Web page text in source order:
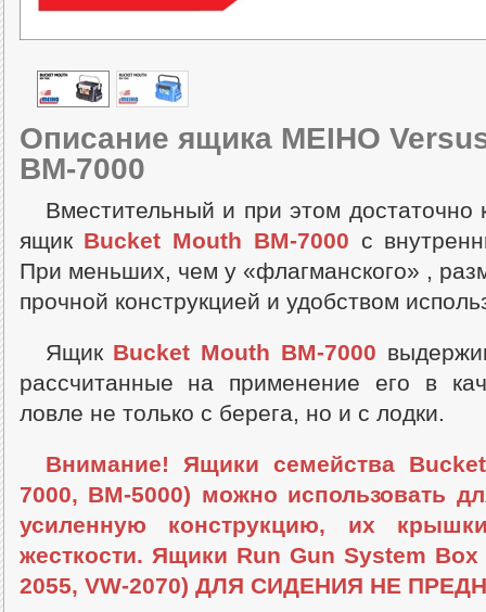
Описание ящика MEIHO
BM-7000
Вместительный и при этом
ящик Bucket Mouth BM-7000 с
При меньших, чем у «флагманского» ,
прочной конструкцией и удобством
Ящик Bucket Mouth BM-7000
рассчитанные на применение его в
ловле не только с берега, но и с лодки.
Внимание! Ящики семейства
7000, BM-5000) можно использовать
усиленную конструкцию, их
жесткости. Ящики Run Gun System Box
2055, VW-2070) ДЛЯ СИДЕНИЯ НЕ